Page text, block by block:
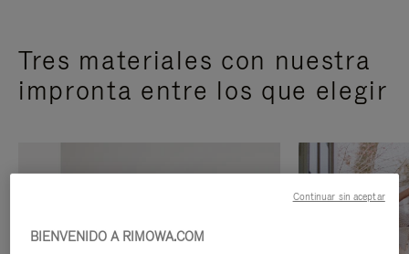
Tres materiales con nuestra
impronta entre los que elegir
BIENVENIDO A RIMOWA.COM
Continuar sin aceptar